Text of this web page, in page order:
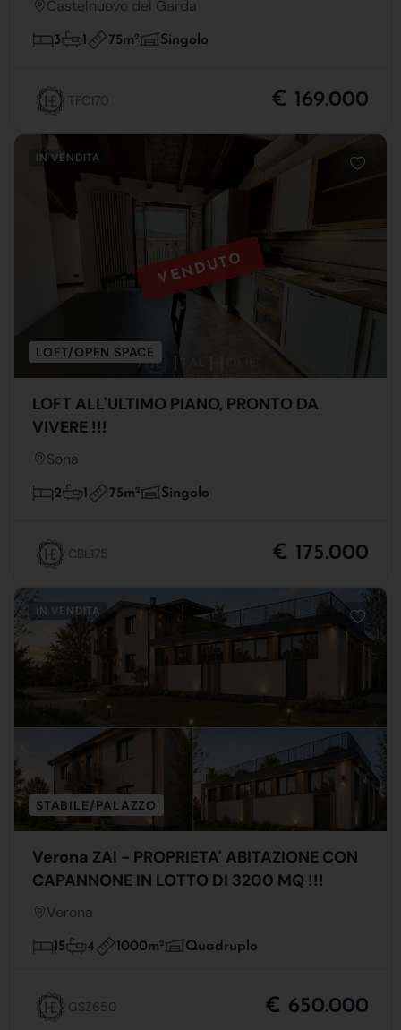
Castelnuovo del Garda
3 1 75m2 Singolo
TFC170 € 169.000
VENDUTO
IN VENDITA
LOFT/OPEN SPACE
LOFT ALL'ULTIMO PIANO, PRONTO DA
VIVERE !!!
Sona
2 1 75m2 Singolo
CBL175 € 175.000
IN VENDITA
STABILE/PALAZZO
Verona ZAI - PROPRIETA' ABITAZIONE CON
CAPANNONE IN LOTTO DI 3200 MQ !!!
Verona
15 4 1000m2 Quadruplo
GSZ650 € 650.000